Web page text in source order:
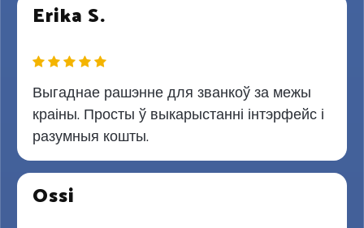
Erika S.
Выгаднае рашэнне для званкоў за межы
краіны. Просты ў выкарыстанні інтэрфейс і
разумныя кошты.
Ossi